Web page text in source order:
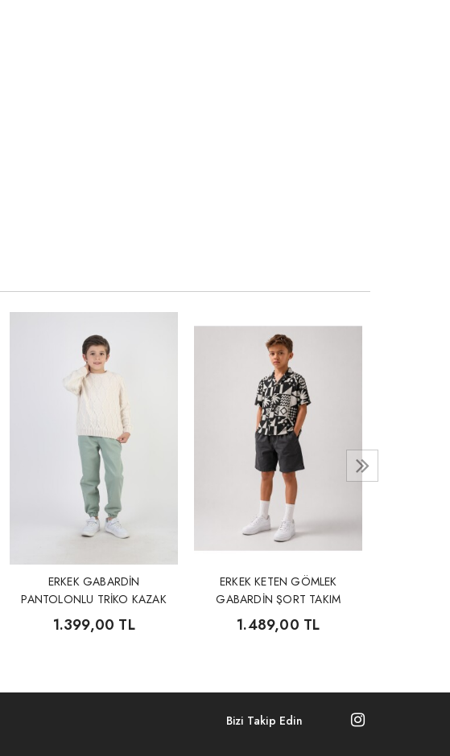
ERKEK GABARDİN
PANTOLONLU TRİKO KAZAK
TAKIM
1.399,00 TL
ERKEK KETEN GÖMLEK
GABARDİN ŞORT TAKIM
1.489,00 TL
Bizi Takip Edin